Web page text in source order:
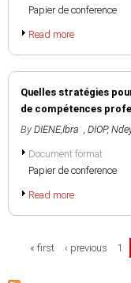
Papier de conference
Read more
Quelles stratégies
de compétences
By DIENE,Ibra , DIOP,
Document format
Papier de conference
Read more
Pages
« first ‹ previous 1